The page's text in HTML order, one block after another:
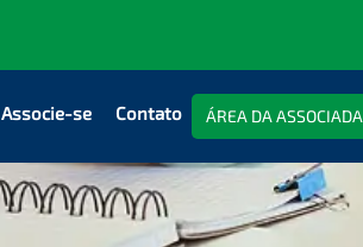
Associe-se Contato ÁREA DA ASSOCIADA